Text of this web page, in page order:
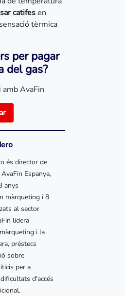
catifesen
tèrmica
per pagar
del gas?
AvaFin
és director de
Espanya,
anys
màrqueting i 8
al sector
lidera
i la
préstecs
sobre
per a
d'accés